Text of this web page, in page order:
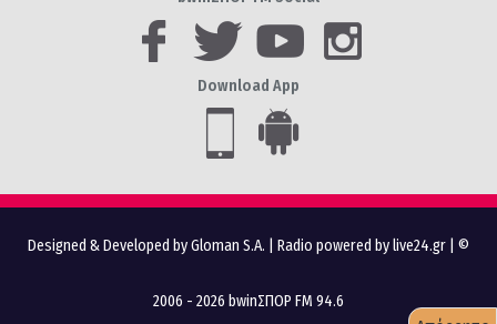
Download App
Designed & Developed by Gloman S.A. Radio powered by live24.gr | ©
2006 - 2026 bwinΣΠΟΡ FM 94.6